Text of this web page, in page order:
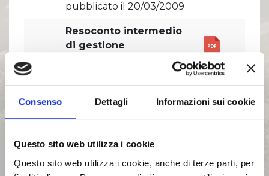
Consenso Dettagli Informazioni sui cookie
Questo sito web utilizza i cookie
Questo sito web utilizza i cookie, anche di terze parti, per
pubblicato il 20/03/2009
Resoconto intermedio
di gestione
Relazione finanziaria
Semestrale
al 31/03/2008